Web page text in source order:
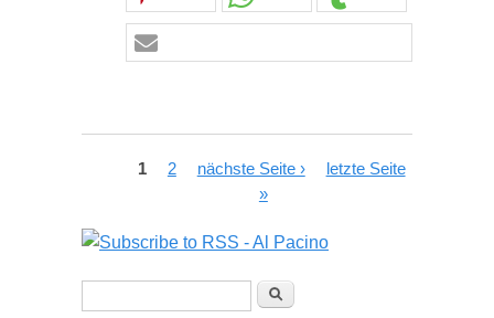
Seiten
1 2 nächste Seite ›
letzte Seite
»
Suche